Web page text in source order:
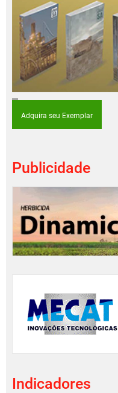
Adquira seu Exemplar
Publicidade
Indicadores